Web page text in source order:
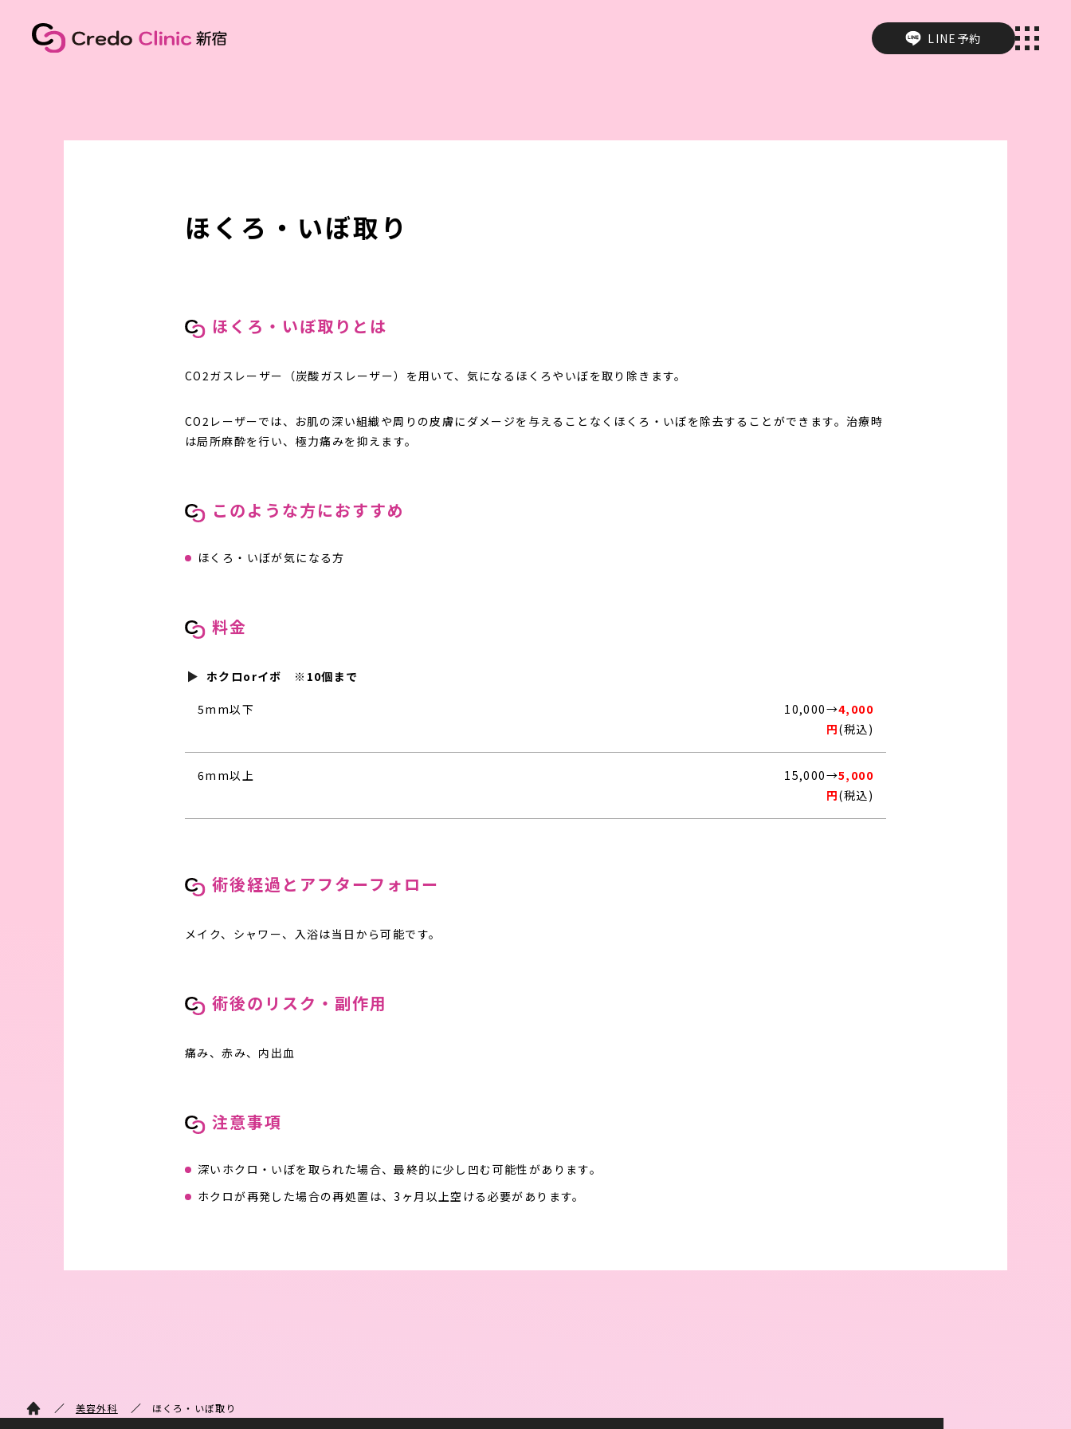
LINE予約
ホームクリニック紹介
ほくろ・いぼ取り
ほくろ・いぼ取りとは
CO2ガスレーザー（炭酸ガスレーザー）を用いて、気になるほくろやいぼを取り除きます。
CO2レーザーでは、お肌の深い組織や周りの皮膚にダメージを与えることなくほくろ・いぼを除去することができます。治療時
は局所麻酔を行い、極力痛みを抑えます。
このような方におすすめ
ほくろ・いぼが気になる方
料金
ホクロorイボ ※10個まで
5mm以下 10,000→4,000
円(税込)
6mm以上 15,000→5,000
円(税込)
術後経過とアフターフォロー
メイク、シャワー、入浴は当日から可能です。
術後のリスク・副作用
痛み、赤み、内出血
注意事項
深いホクロ・いぼを取られた場合、最終的に少し凹む可能性があります。
ホクロが再発した場合の再処置は、3ヶ月以上空ける必要があります。
美容外科 ほくろ・いぼ取り